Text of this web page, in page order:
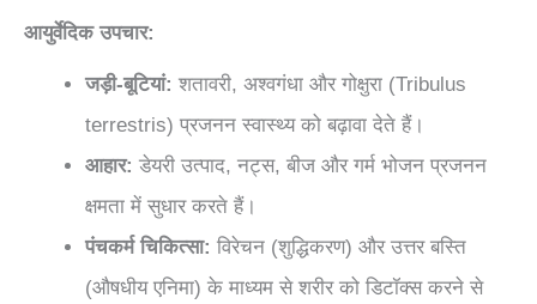
आयुर्वेदिक उपचार:
जड़ी-बूटियां: शतावरी, अश्वगंधा और गोक्षुरा (Tribulus
terrestris) प्रजनन स्वास्थ्य को बढ़ावा देते हैं।
आहार: डेयरी उत्पाद, नट्स, बीज और गर्म भोजन प्रजनन
क्षमता में सुधार करते हैं।
पंचकर्म चिकित्सा: विरेचन (शुद्धिकरण) और उत्तर बस्ति
(औषधीय एनिमा) के माध्यम से शरीर को डिटॉक्स करने से